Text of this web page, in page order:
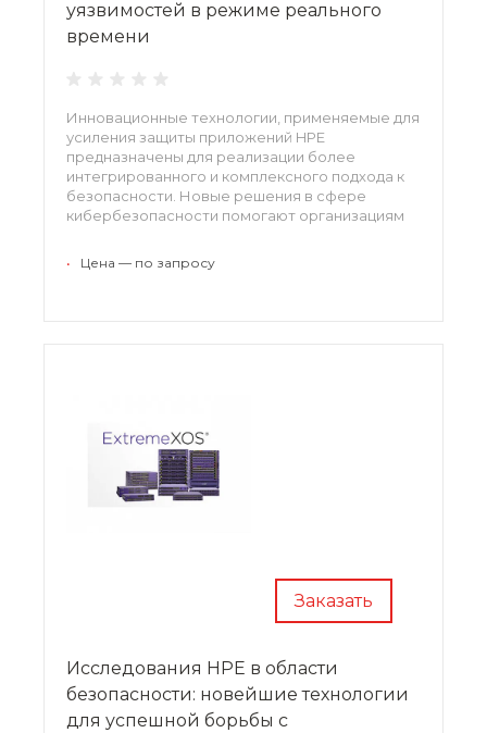
уязвимостей в режиме реального
времени
Инновационные технологии, применяемые для
усиления защиты приложений HPE
предназначены для реализации более
интегрированного и комплексного подхода к
безопасности. Новые решения в сфере
кибербезопасности помогают организациям
финансовые риски и обеспечить устойчивый
• Цена — по запросу
Заказать
Исследования HPE в области
безопасности: новейшие технологии
для успешной борьбы с